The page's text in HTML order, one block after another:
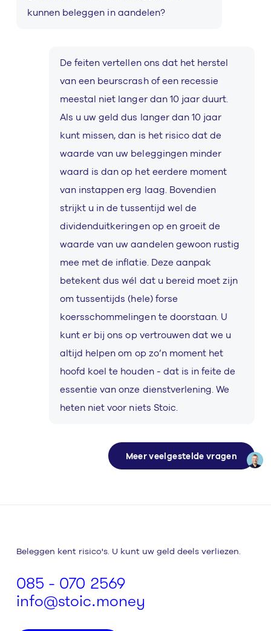
kunnen beleggen in aandelen?
De feiten vertellen ons dat het herstel
van een beurscrash of een recessie
meestal niet langer dan 10 jaar duurt.
Als u uw geld dus langer dan 10 jaar
kunt missen, dan is het risico dat de
waarde van uw beleggingen minder
waard is dan op het eerdere moment
van instappen erg laag. Bovendien
strijkt u in de tussentijd wel de
dividenduitkeringen op en groeit de
waarde van uw aandelen gewoon rustig
mee met de inflatie. Deze aanpak
betekent dus wél dat u bereid moet zijn
om tussentijds (hele) forse
koersschommelingen te doorstaan. U
kunt er bij ons op vertrouwen dat we u
altijd helpen om op zo’n moment het
hoofd koel te houden - dat is in feite de
essentie van onze dienstverlening. We
heten niet voor niets Stoic.
Meer veelgestelde vragen
Beleggen kent risico's. U kunt uw geld deels verliezen.
085 - 070 2569
info@stoic.money